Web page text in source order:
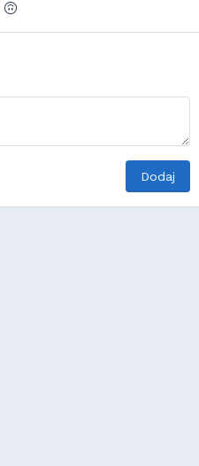
Dodaj